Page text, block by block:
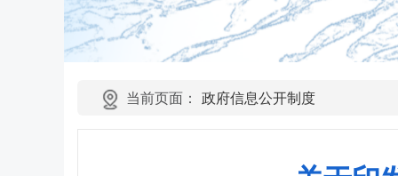
当前页面： 政府信息公开制度